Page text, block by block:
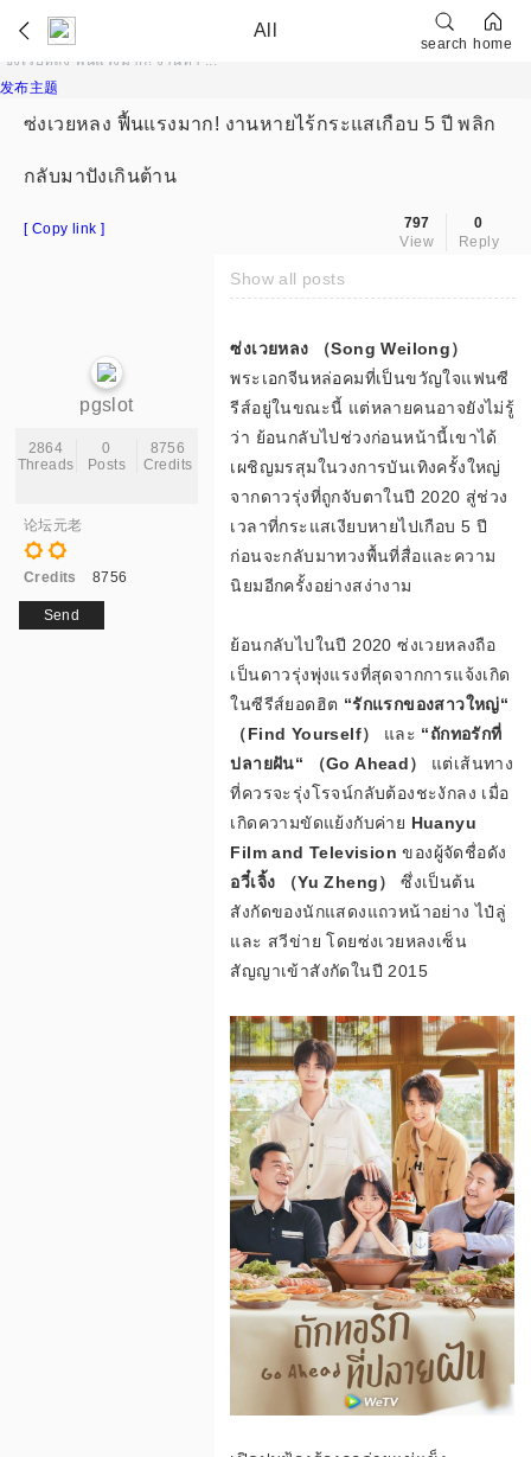
All
search home
»
slot
› ›
โฆษณาเว็บไซต์การพนันที่เผยแพร่
ซ่งเวยหลง ฟื้นแรงมาก! งานหา ...
发布主题
ซ่งเวยหลง ฟื้นแรงมาก! งานหายไร้กระแสเกือบ 5 ปี พลิก
กลับมาปังเกินต้าน
0
Reply
797
View
[ Copy link ]
pgslot
2864
Threads
0
Posts
8756
Credits
论坛元老
Credits 8756
Send
Show all posts
ซ่งเวยหลง （Song Weilong）
พระเอกจีนหล่อคมที่เป็นขวัญใจแฟนซี
รีส์อยู่ในขณะนี้ แต่หลายคนอาจยังไม่รู้
ว่า ย้อนกลับไปช่วงก่อนหน้านี้เขาได้
เผชิญมรสุมในวงการบันเทิงครั้งใหญ่
จากดาวรุ่งที่ถูกจับตาในปี 2020 สู่ช่วง
เวลาที่กระแสเงียบหายไปเกือบ 5 ปี
ก่อนจะกลับมาทวงพื้นที่สื่อและความ
นิยมอีกครั้งอย่างสง่างาม
ย้อนกลับไปในปี 2020 ซ่งเวยหลงถือ
เป็นดาวรุ่งพุ่งแรงที่สุดจากการแจ้งเกิด
ในซีรีส์ยอดฮิต “รักแรกของสาวใหญ่“
（Find Yourself）
และ “ถักทอรักที่
ปลายฝัน“ （Go Ahead）
แต่เส้นทาง
ที่ควรจะรุ่งโรจน์กลับต้องชะงักลง เมื่อ
เกิดความขัดแย้งกับค่าย Huanyu
Film and Television ของผู้จัดชื่อดัง
อวี๋เจิ้ง （Yu Zheng）
ซึ่งเป็นต้น
สังกัดของนักแสดงแถวหน้าอย่าง ไป๋ลู่
และ สวีข่าย โดยซ่งเวยหลงเซ็น
สัญญาเข้าสังกัดในปี 2015